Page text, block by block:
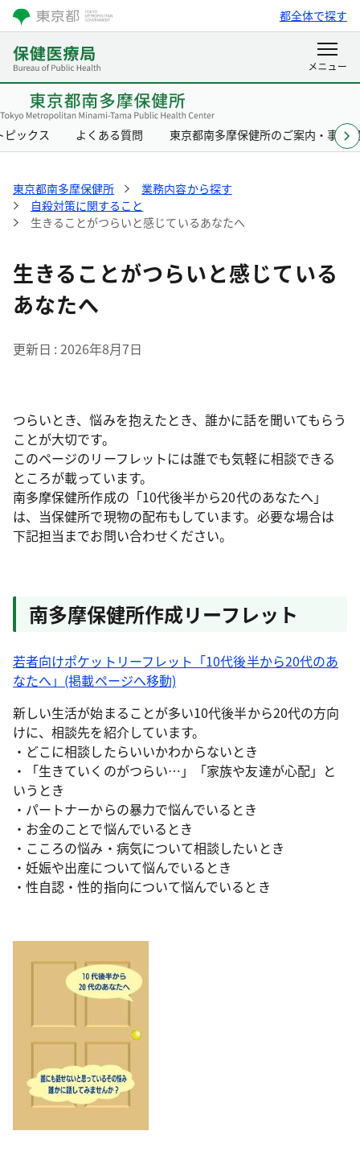
都全体で探す
ピックス よくある質問 東京都南多摩保健所のご案内・事業
東京都南多摩保健所
業務内容から探す
自殺対策に関すること
生きることがつらいと感じているあなたへ
生きることがつらいと感じている
あなたへ
更新日 2026年8月7日
つらいとき、悩みを抱えたとき、誰かに話を聞いてもらう
ことが大切です。
このページのリーフレットには誰でも気軽に相談できる
ところが載っています。
南多摩保健所作成の「10代後半から20代のあなたへ」
は、当保健所で現物の配布もしています。必要な場合は
下記担当までお問い合わせください。
南多摩保健所作成リーフレット
若者向けポケットリーフレット「10代後半から20代のあ
なたへ」(掲載ページへ移動)
新しい生活が始まることが多い10代後半から20代の方向
けに、相談先を紹介しています。
・どこに相談したらいいかわからないとき
・「生きていくのがつらい…」「家族や友達が心配」と
いうとき
・パートナーからの暴力で悩んでいるとき
・お金のことで悩んでいるとき
・こころの悩み・病気について相談したいとき
・妊娠や出産について悩んでいるとき
・性自認・性的指向について悩んでいるとき